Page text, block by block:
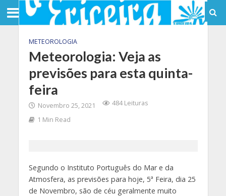
METEOROLOGIA
Meteorologia: Veja as
previsões para esta quinta-
feira
Novembro 25, 2021
484 Leituras
1 Min Read
Segundo o Instituto Português do Mar e da
Atmosfera, as previsões para hoje, 5ª Feira, dia 25
de Novembro, são de céu geralmente muito